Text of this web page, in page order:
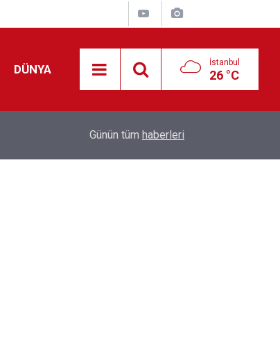
DÜNYA İstanbul
26 °C
kontrol edecek
Günün tüm haberleri